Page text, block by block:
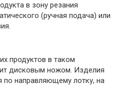
в зону резания
(ручная подача) или
продуктов в таком
дисковым ножом. Изделия
по направляющему лотку, на